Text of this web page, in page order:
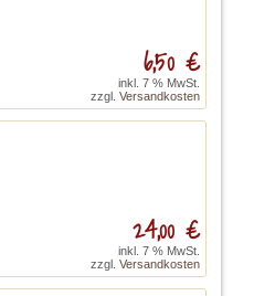
6,50 €
inkl. 7 % MwSt.
zzgl. Versandkosten
24,00 €
inkl. 7 % MwSt.
zzgl. Versandkosten